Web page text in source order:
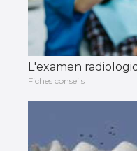
L'examen
Fiches conseils